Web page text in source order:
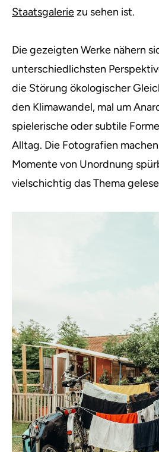
Staatsgaleriezu sehen ist.
Die gezeigten Werke nähern
unterschiedlichsten
die Störung ökologischer
den Klimawandel, mal um
spielerische oder subtile
Alltag. Die Fotografien
Momente von Unordnung
vielschichtig das Thema